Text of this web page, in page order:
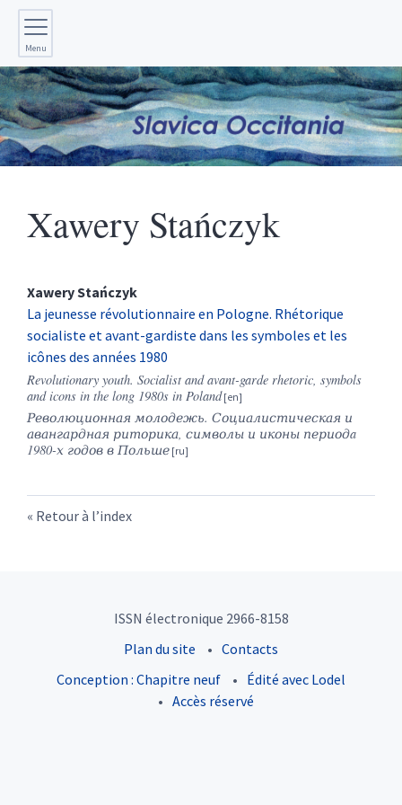
Menu
Xawery Stańczyk
XaweryStańczyk
La jeunesse révolutionnaire en Pologne. Rhétorique
socialiste et avant-gardiste dans les symboles et les
icônes des années 1980
Revolutionary youth. Socialist and avant-garde rhetoric, symbols
and icons in the long 1980s in Poland
Революционная молодежь. Социалистическая и
авангардная риторика, символы и иконы периодa
1980-х годов в Польше
Retour à l’index
ISSN électronique 2966-8158
Plan du site
Contacts
Conception : Chapitre neuf
Édité avec Lodel
Accès réservé